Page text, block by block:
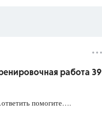
работа 39
помогите….